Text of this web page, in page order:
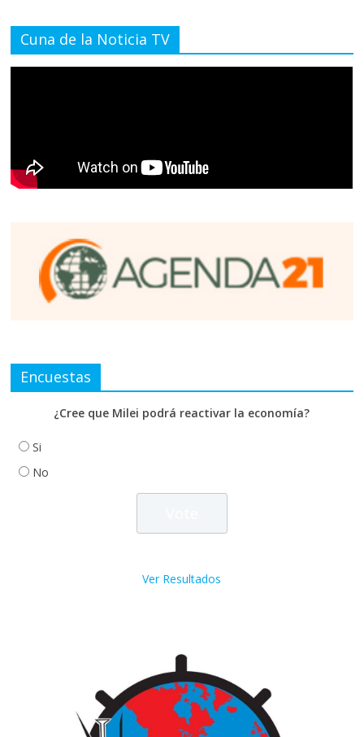
Cuna de la Noticia TV
Encuestas
¿Cree que Milei podrá reactivar la economía?
Si
No
Ver Resultados